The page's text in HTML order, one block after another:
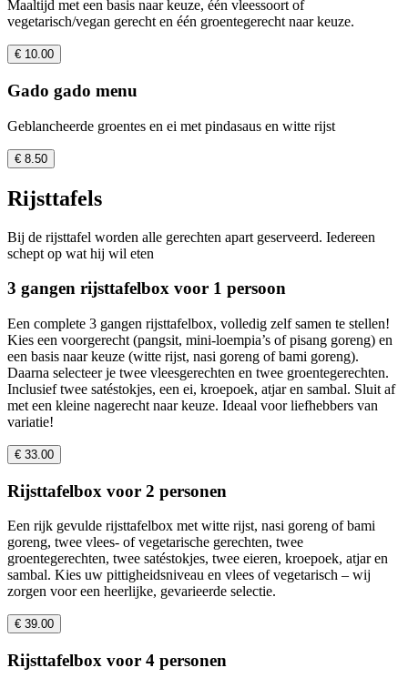
Maaltijd met een basis naar keuze, één vleessoort of
vegetarisch/vegan gerecht en één groentegerecht naar keuze.
€ 10.00
Gado gado menu
Geblancheerde groentes en ei met pindasaus en witte rijst
€ 8.50
Rijsttafels
Bij de rijsttafel worden alle gerechten apart geserveerd. Iedereen
schept op wat hij wil eten
3 gangen rijsttafelbox voor 1 persoon
Een complete 3 gangen rijsttafelbox, volledig zelf samen te stellen!
Kies een voorgerecht (pangsit, mini-loempia’s of pisang goreng) en
een basis naar keuze (witte rijst, nasi goreng of bami goreng).
Daarna selecteer je twee vleesgerechten en twee groentegerechten.
Inclusief twee satéstokjes, een ei, kroepoek, atjar en sambal. Sluit af
met een kleine nagerecht naar keuze. Ideaal voor liefhebbers van
variatie!
€ 33.00
Rijsttafelbox voor 2 personen
Een rijk gevulde rijsttafelbox met witte rijst, nasi goreng of bami
goreng, twee vlees- of vegetarische gerechten, twee
groentegerechten, twee satéstokjes, twee eieren, kroepoek, atjar en
sambal. Kies uw pittigheidsniveau en vlees of vegetarisch – wij
zorgen voor een heerlijke, gevarieerde selectie.
€ 39.00
Rijsttafelbox voor 4 personen